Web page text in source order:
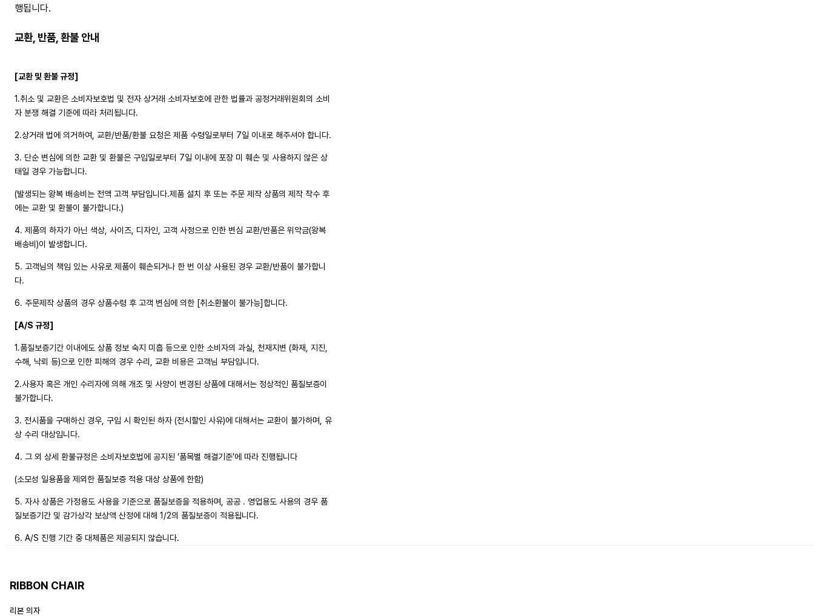
행됩니다.
교환, 반품, 환불 안내
[교환 및 환불 규정]
1.취소 및 교환은 소비자보호법 및 전자 상거래 소비자보호에 관한 법률과 공정거래위원회의 소비
자 분쟁 해결 기준에 따라 처리됩니다.
2.상거래 법에 의거하여, 교환/반품/환불 요청은 제품 수령일로부터 7일 이내로 해주셔야 합니다.
3. 단순 변심에 의한 교환 및 환불은 구입일로부터 7일 이내에 포장 미 훼손 및 사용하지 않은 상
태일 경우 가능합니다.
(발생되는 왕복 배송비는 전액 고객 부담입니다.제품 설치 후 또는 주문 제작 상품의 제작 착수 후
에는 교환 및 환불이 불가합니다.)
4. 제품의 하자가 아닌 색상, 사이즈, 디자인, 고객 사정으로 인한 변심 교환/반품은 위약금(왕복
배송비)이 발생합니다.
5. 고객님의 책임 있는 사유로 제품이 훼손되거나 한 번 이상 사용된 경우 교환/반품이 불가합니
다.
6. 주문제작 상품의 경우 상품수령 후 고객 변심에 의한 [취소환불이 불가능]합니다.
[A/S 규정]
1.품질보증기간 이내에도 상품 정보 숙지 미흡 등으로 인한 소비자의 과실, 천재지변 (화재, 지진,
수해, 낙뢰 등)으로 인한 피해의 경우 수리, 교환 비용은 고객님 부담입니다.
2.사용자 혹은 개인 수리자에 의해 개조 및 사양이 변경된 상품에 대해서는 정상적인 품질보증이
불가합니다.
3. 전시품을 구매하신 경우, 구입 시 확인된 하자 (전시할인 사유)에 대해서는 교환이 불가하며, 유
상 수리 대상입니다.
4. 그 외 상세 환불규정은 소비자보호법에 공지된 ‘품목별 해결기준’에 따라 진행됩니다
(소모성 일용품을 제외한 품질보증 적용 대상 상품에 한함)
5. 자사 상품은 가정용도 사용을 기준으로 품질보증을 적용하며, 공공 . 영업용도 사용의 경우 품
질보증기간 및 감가상각 보상액 산정에 대해 1/2의 품질보증이 적용됩니다.
6. A/S 진행 기간 중 대체품은 제공되지 않습니다.
RIBBON CHAIR
리본 의자